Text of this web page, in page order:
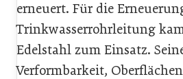
erneuert. Für die
Trinkwasserrohrleitung
Edelstahl zum Einsatz.
Verformbarkeit,